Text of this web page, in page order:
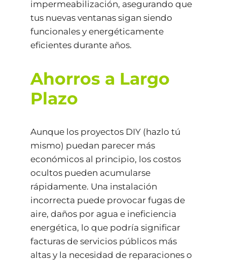
impermeabilización, asegurando que
tus nuevas ventanas sigan siendo
funcionales y energéticamente
eficientes durante años.
Ahorros a Largo
Plazo
Aunque los proyectos DIY (hazlo tú
mismo) puedan parecer más
económicos al principio, los costos
ocultos pueden acumularse
rápidamente. Una instalación
incorrecta puede provocar fugas de
aire, daños por agua e ineficiencia
energética, lo que podría significar
facturas de servicios públicos más
altas y la necesidad de reparaciones o